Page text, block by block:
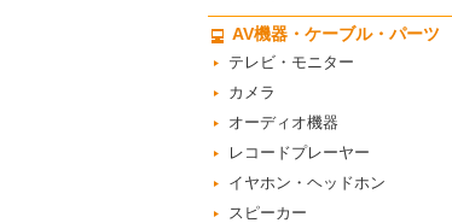
AV機器・ケーブル・パーツ
テレビ・モニター
カメラ
オーディオ機器
レコードプレーヤー
イヤホン・ヘッドホン
スピーカー